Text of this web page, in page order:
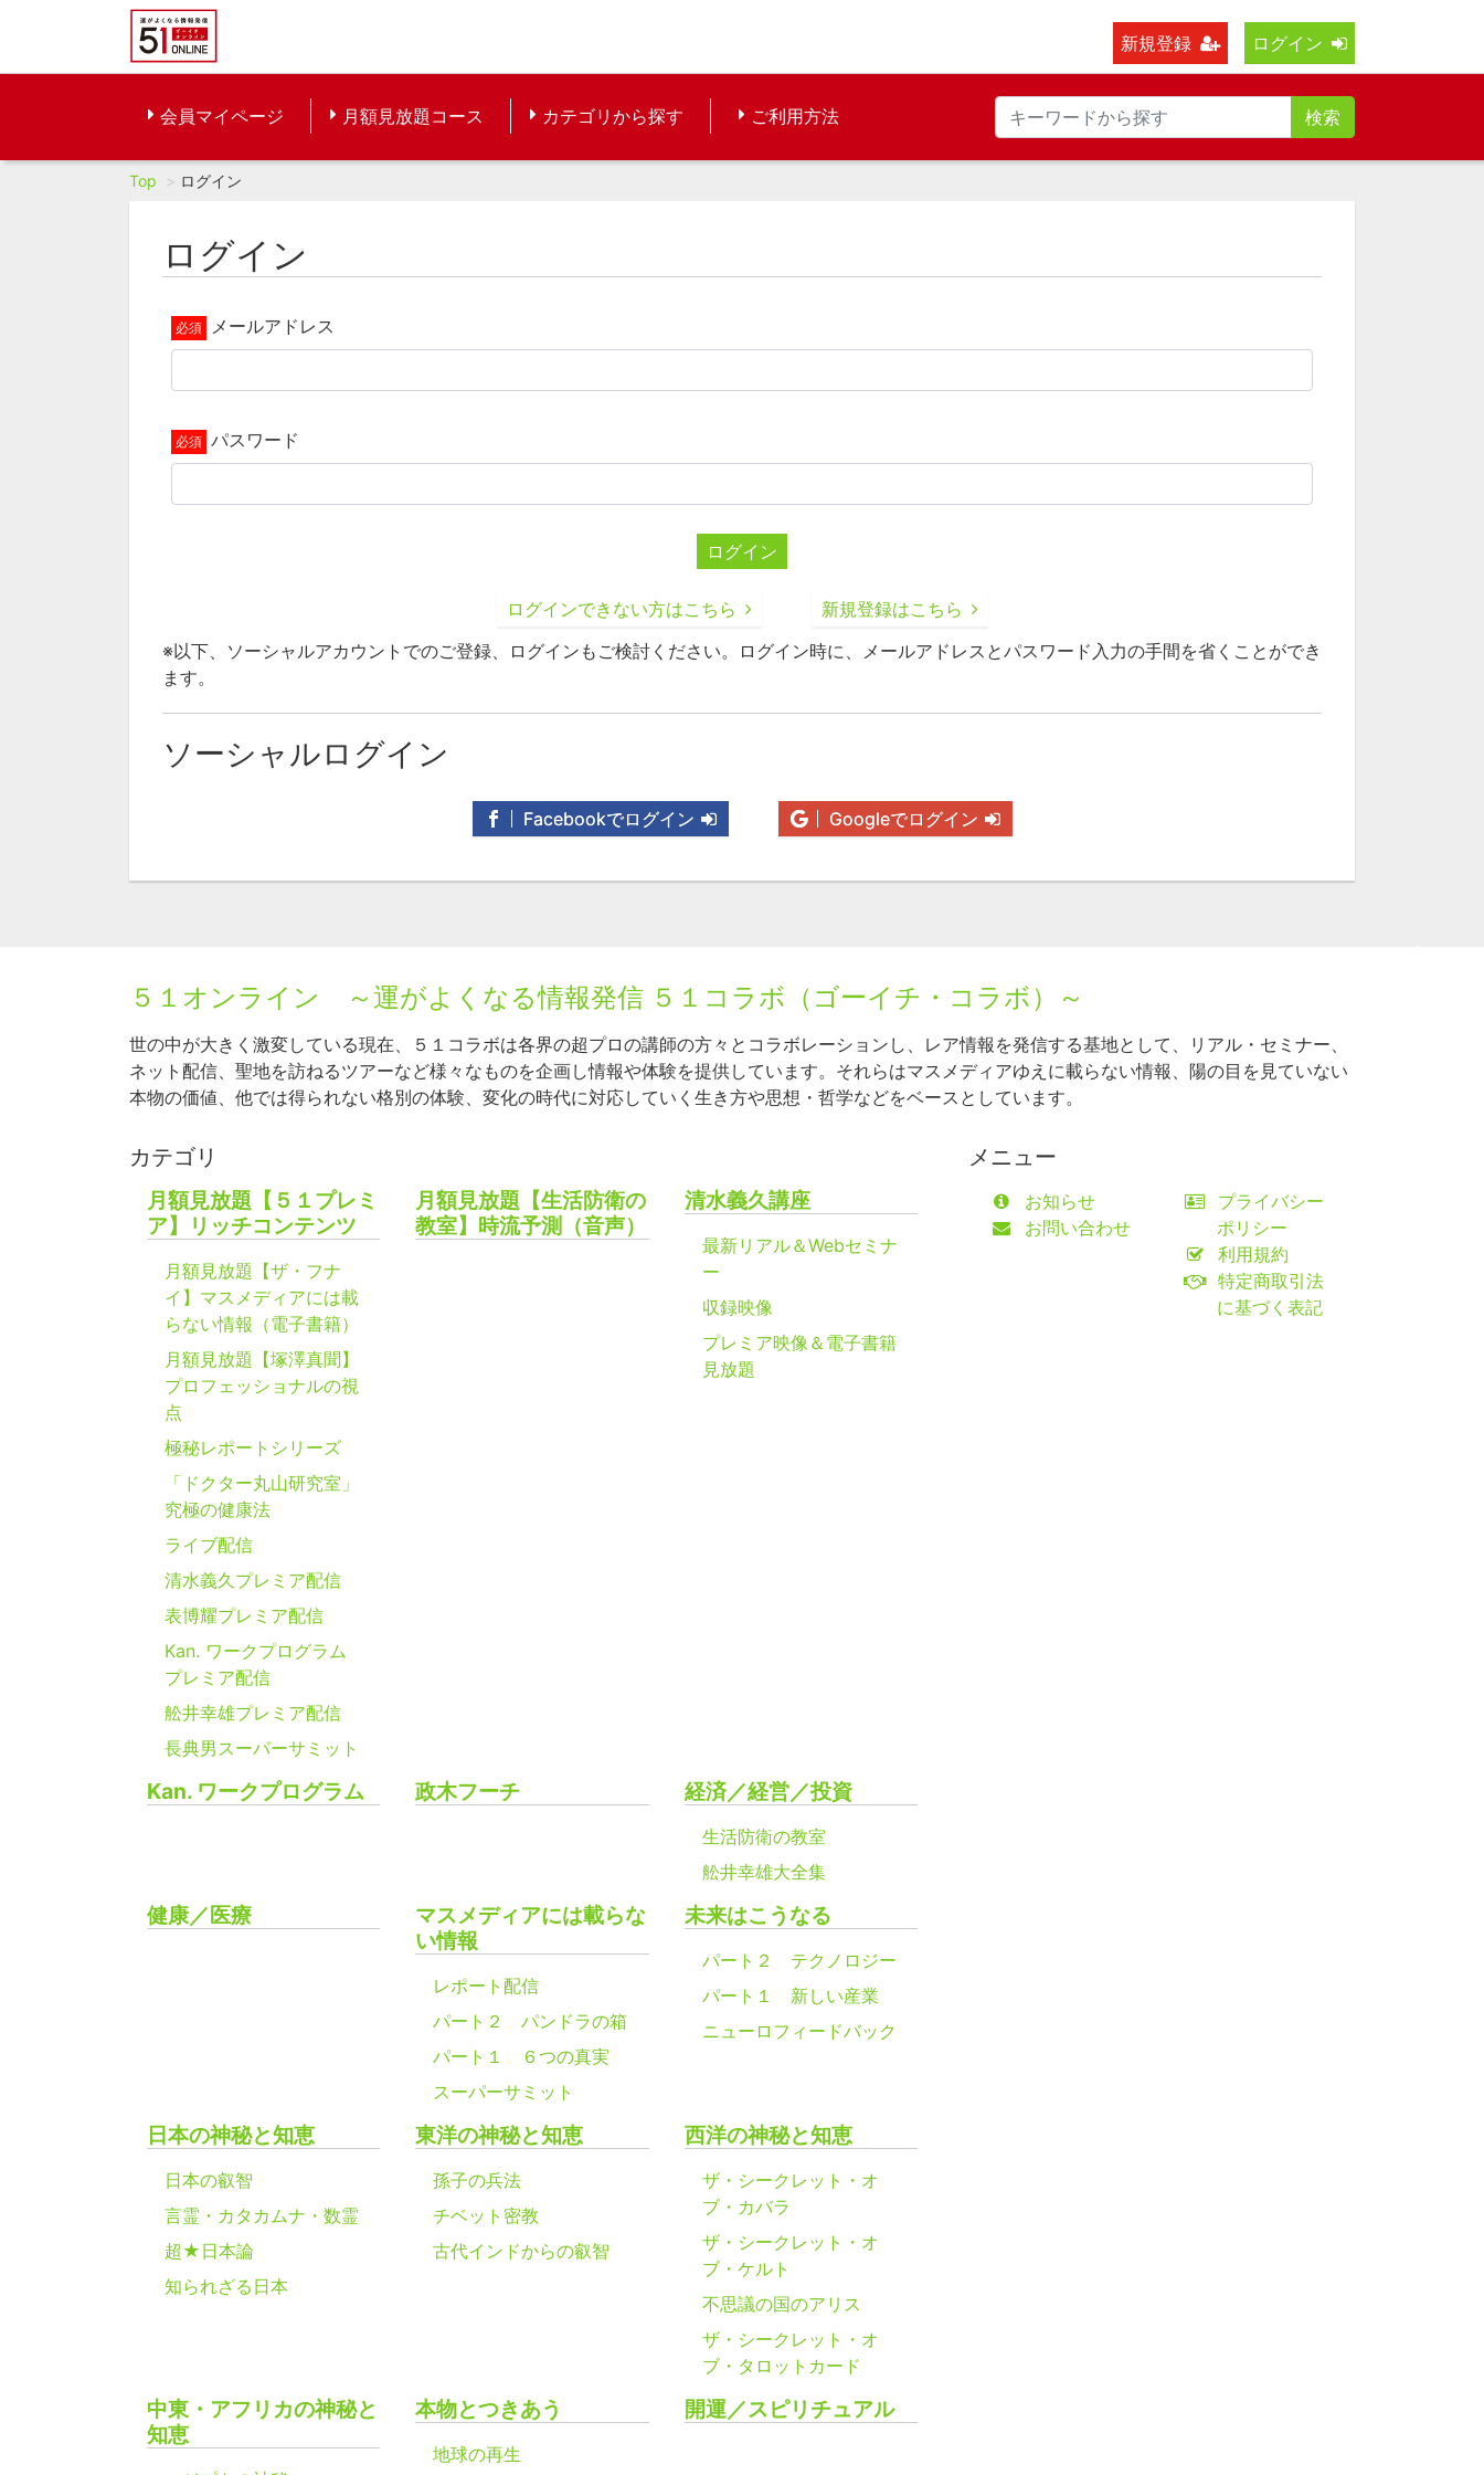
新規登録 ログイン
会員マイページ 月額見放題コース カテゴリから探す ご利用方法 検索
Top ログイン
ログイン
メールアドレス
パスワード
ログイン
ログインできない方はこちら
新規登録はこちら
※以下、ソーシャルアカウントでのご登録、ログインもご検討ください。ログイン時に、メールアドレスとパスワード入力の手間を省くことができ
ます。
ソーシャルログイン
Facebookでログイン Googleでログイン
５１オンライン ～運がよくなる情報発信 ５１コラボ（ゴーイチ・コラボ）～
世の中が大きく激変している現在、５１コラボは各界の超プロの講師の方々とコラボレーションし、レア情報を発信する基地として、リアル・セミナー、
ネット配信、聖地を訪ねるツアーなど様々なものを企画し情報や体験を提供しています。それらはマスメディアゆえに載らない情報、陽の目を見ていない
本物の価値、他では得られない格別の体験、変化の時代に対応していく生き方や思想・哲学などをベースとしています。
カテゴリ
月額見放題【５１プレミ
ア】リッチコンテンツ
月額見放題【ザ・フナ
イ】マスメディアには載
らない情報（電子書籍）
月額見放題【塚澤真聞】
プロフェッショナルの視
点
極秘レポートシリーズ
「ドクター丸山研究室」
究極の健康法
ライブ配信
清水義久プレミア配信
表博耀プレミア配信
Kan. ワークプログラム
プレミア配信
舩井幸雄プレミア配信
長典男スーパーサミット
月額見放題【生活防衛の
教室】時流予測（音声）
清水義久講座
最新リアル＆Webセミナ
ー
収録映像
プレミア映像＆電子書籍
見放題
Kan. ワークプログラム 政木フーチ 経済／経営／投資
生活防衛の教室
舩井幸雄大全集
健康／医療
マスメディアには載らな
い情報
レポート配信
パート２ パンドラの箱
パート１ ６つの真実
スーパーサミット
未来はこうなる
パート２ テクノロジー
パート１ 新しい産業
ニューロフィードバック
日本の神秘と知恵
日本の叡智
言霊・カタカムナ・数霊
超★日本論
知られざる日本
東洋の神秘と知恵
孫子の兵法
チベット密教
古代インドからの叡智
西洋の神秘と知恵
ザ・シークレット・オ
ブ・カバラ
ザ・シークレット・オ
ブ・ケルト
不思議の国のアリス
ザ・シークレット・オ
ブ・タロットカード
中東・アフリカの神秘と
知恵
本物とつきあう
地球の再生
開運／スピリチュアル
メニュー
お知らせ
お問い合わせ
プライバシー
ポリシー
利用規約
特定商取引法
に基づく表記